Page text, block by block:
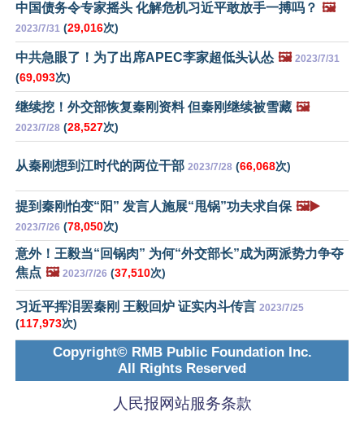
中国债务令专家摇头 化解危机习近平敢放手一搏吗？ 🖼️
2023/7/31 (29,016次)
中共急眼了！为了出席APEC李家超低头认怂 🖼️ 2023/7/31
(69,093次)
继续挖！外交部恢复秦刚资料 但秦刚继续被雪藏 🖼️
2023/7/28 (28,527次)
从秦刚想到江时代的两位干部 2023/7/28 (66,068次)
提到秦刚怕变“阳” 发言人施展“甩锅”功夫求自保 🖼️▶️
2023/7/26 (78,050次)
意外！王毅当“回锅肉” 为何“外交部长”成为两派势力争夺
焦点 🖼️ 2023/7/26 (37,510次)
习近平挥泪罢秦刚 王毅回炉 证实内斗传言 2023/7/25
(117,973次)
Copyright© RMB Public Foundation Inc.
All Rights Reserved
人民报网站服务条款